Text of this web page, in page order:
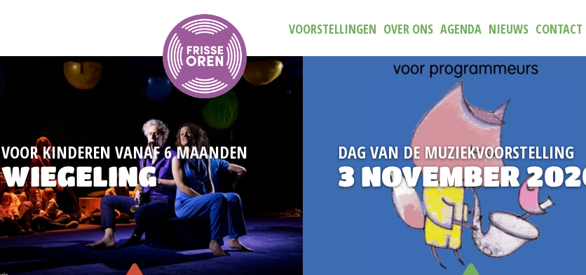
VOORSTELLINGEN OVER ONS AGENDA NIEUWS CONTACT
KINDEREN VANAF 6 MAANDEN DAG VAN DE MUZIEKVOORSTELLING
3 NOVEMBER 2026